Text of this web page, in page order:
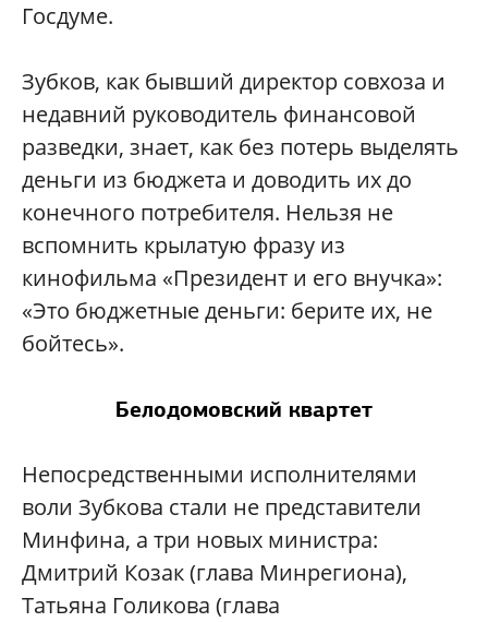
Госдуме.
Зубков, как бывший директор совхоза и
недавний руководитель финансовой
разведки, знает, как без потерь выделять
деньги из бюджета и доводить их до
конечного потребителя. Нельзя не
вспомнить крылатую фразу из
кинофильма «Президент и его внучка»:
«Это бюджетные деньги: берите их, не
бойтесь».
Белодомовский квартет
Непосредственными исполнителями
воли Зубкова стали не представители
Минфина, а три новых министра:
Дмитрий Козак (глава Минрегиона),
Татьяна Голикова (глава